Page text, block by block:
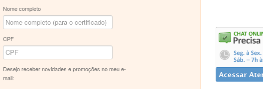
Nome completo
CPF
Desejo receber novidades e promoções no meu e-
mail: